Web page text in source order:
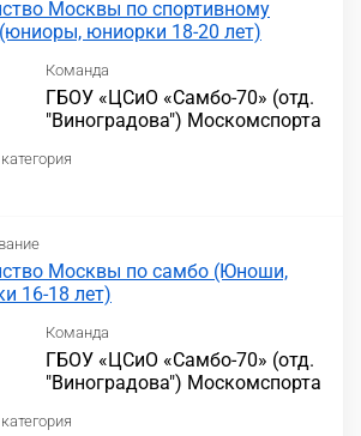
Москвы по спортивному
юниорки 18-20 лет)
Команда
ГБОУ «ЦСиО «Самбо-70» (отд.
"Виноградова") Москомспорта
Москвы по самбо (Юноши,
16-18 лет)
Команда
ГБОУ «ЦСиО «Самбо-70» (отд.
"Виноградова") Москомспорта